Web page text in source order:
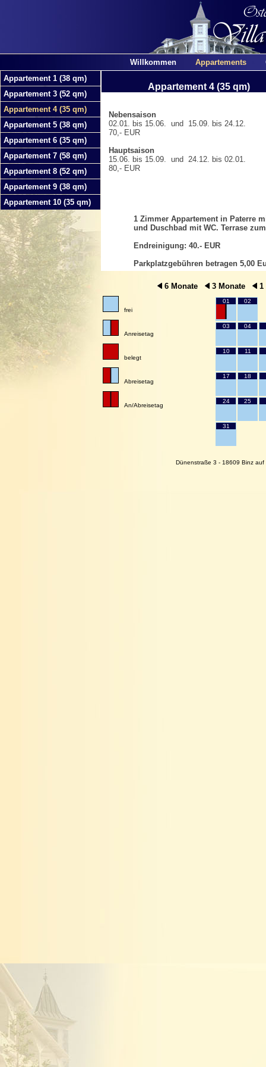
Willkommen Appartements
Appartement 1 (38 qm)
Appartement 3 (52 qm)
Appartement 4 (35 qm)
Appartement 5 (38 qm)
Appartement 6 (35 qm)
Appartement 7 (58 qm)
Appartement 8 (52 qm)
Appartement 9 (38 qm)
Appartement 10 (35 qm)
Appartement 4 (35 qm)
Nebensaison
02.01. bis 15.06. und 15.09. bis 24.12.
70,- EUR
Hauptsaison
15.06. bis 15.09. und 24.12. bis 02.01.
80,- EUR
1 Zimmer Appartement in Paterre
und Duschbad mit WC. Terrase
Endreinigung: 40.- EUR
Parkplatzgebühren betragen 5,00
6 Monate 3 Monate 1
frei
Anreisetag
belegt
Abreisetag
An/Abreisetag
01 02
03 04
10 11
17 18
24 25
31
Dünenstraße 3 - 18609 Binz